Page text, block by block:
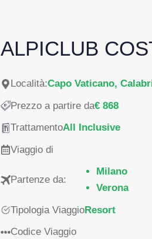
ALPICLUB
Località:Capo Vaticano,
Prezzo a partire da€ 868
TrattamentoAll Inclusive
Viaggio di
Partenze da:
Milano
Verona
Tipologia ViaggioResort
Codice Viaggio